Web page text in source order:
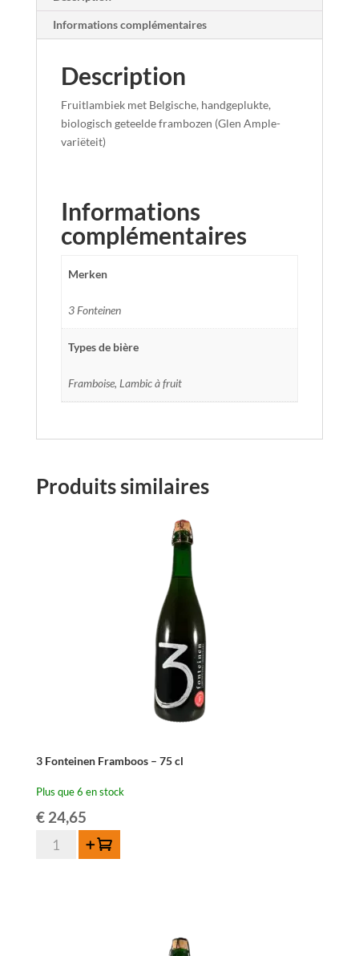
Informations complémentaires
Description
Fruitlambiek met Belgische, handgeplukte,
biologisch geteelde frambozen (Glen Ample-
variëteit)
Informations
complémentaires
Merken
3 Fonteinen
Types de bière
Framboise, Lambic à fruit
Produits similaires
3 Fonteinen Framboos – 75 cl
Plus que 6 en stock
€24,65
quantité
Ajouter au panier